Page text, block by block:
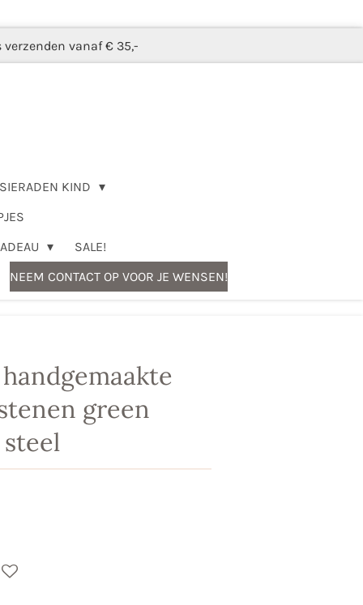
verzenden vanaf € 35,-
KIND
SALE!
NEEM CONTACT OP VOOR JE WENSEN!
green